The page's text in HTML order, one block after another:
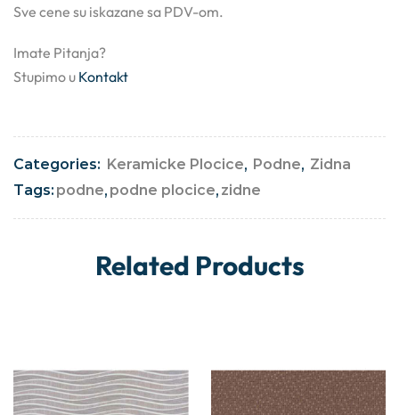
Sve cene su iskazane sa PDV-om.
Imate Pitanja?
Stupimo u Kontakt
Categories: Keramicke Plocice, Podne, Zidna
Tags: podne, podne plocice, zidne
Related Products